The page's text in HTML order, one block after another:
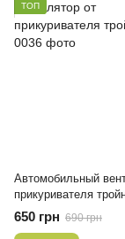
ТОП
Автомобильный
прикуривателя
650 грн 690 грн